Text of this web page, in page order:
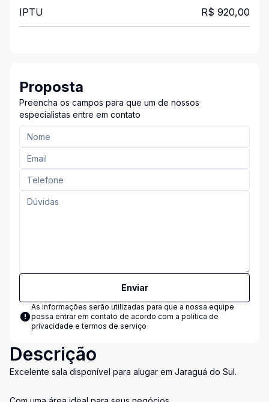
IPTU R$ 920,00
Proposta
Preencha os campos para que um de nossos
especialistas entre em contato
Enviar
As informações serão utilizadas para que a nossa equipe
possa entrar em contato de acordo com a política de
privacidade e termos de serviço
Descrição
Excelente sala disponível para alugar em Jaraguá do Sul.